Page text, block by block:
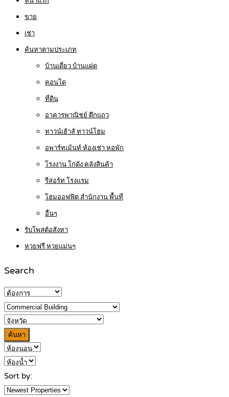
ขาย
เช่า
ค้นหาตามประเภท
บ้านเดี่ยว บ้านแฝด
คอนโด
ที่ดิน
อาคารพาณิชย์ ตึกแถว
ทาวน์เฮ้าส์ ทาวน์โฮม
อพาร์ทเม้นท์ ห้องเช่า หอพัก
โรงงาน โกดัง คลังสินค้า
รีสอร์ท โรงแรม
โฮมออฟฟิต สำนักงาน พื้นที่
อื่นๆ
รับโพสต์อสังหา
หวยฟรี หวยแม่นๆ
Search
ค้นหา
Sort by: